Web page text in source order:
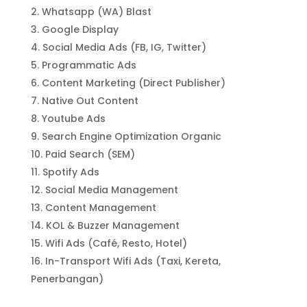
Whatsapp (WA) Blast
Google Display
Social Media Ads (FB, IG, Twitter)
Programmatic Ads
Content Marketing (Direct Publisher)
Native Out Content
Youtube Ads
Search Engine Optimization Organic
Paid Search (SEM)
Spotify Ads
Social Media Management
Content Management
KOL & Buzzer Management
Wifi Ads (Café, Resto, Hotel)
In-Transport Wifi Ads (Taxi, Kereta,
Penerbangan)